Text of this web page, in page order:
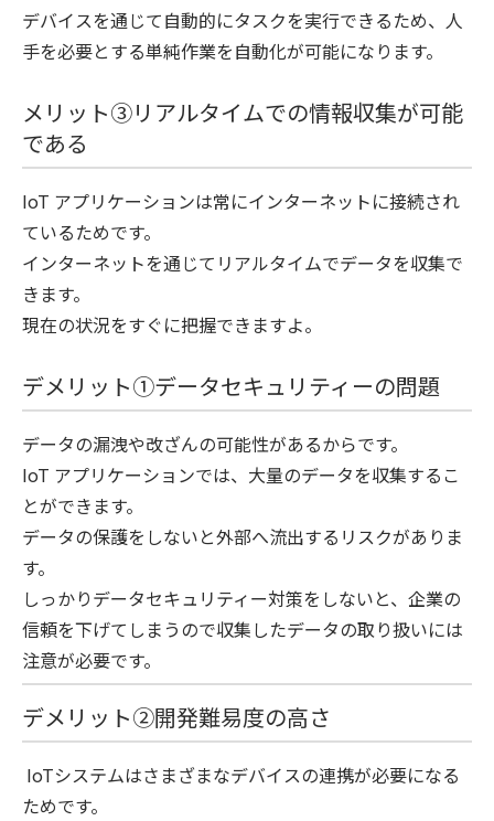
デバイスを通じて自動的にタスクを実行できるため、人
手を必要とする単純作業を自動化が可能になります。
メリット③リアルタイムでの情報収集が可能
である
IoT アプリケーションは常にインターネットに接続され
ているためです。
インターネットを通じてリアルタイムでデータを収集で
きます。
現在の状況をすぐに把握できますよ。
デメリット①データセキュリティーの問題
データの漏洩や改ざんの可能性があるからです。
IoT アプリケーションでは、大量のデータを収集するこ
とができます。
データの保護をしないと外部へ流出するリスクがありま
す。
しっかりデータセキュリティー対策をしないと、企業の
信頼を下げてしまうので収集したデータの取り扱いには
注意が必要です。
デメリット②開発難易度の高さ
IoTシステムはさまざまなデバイスの連携が必要になる
ためです。